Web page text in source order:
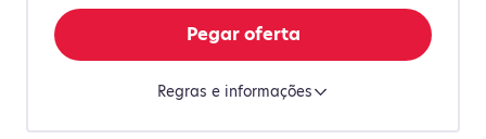
Pegar oferta
Regras e informações